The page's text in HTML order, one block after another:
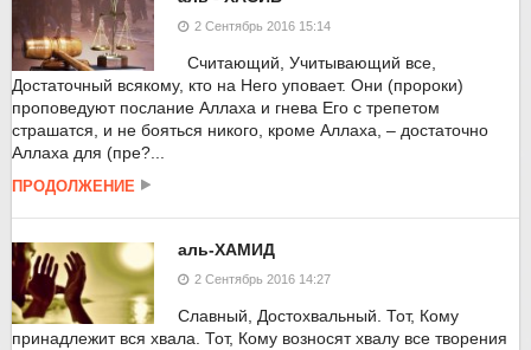
2 Сентябрь 2016 15:14
Считающий, Учитывающий все,
Достаточный всякому, кто на Него уповает. Они (пророки)
проповедуют послание Аллаха и гнева Его с трепетом
страшатся, и не бояться никого, кроме Аллаха, – достаточно
Аллаха для (пре?...
ПРОДОЛЖЕНИЕ
аль-ХАМИД
2 Сентябрь 2016 14:27
Славный, Достохвальный. Тот, Кому
принадлежит вся хвала. Тот, Кому возносят хвалу все творения